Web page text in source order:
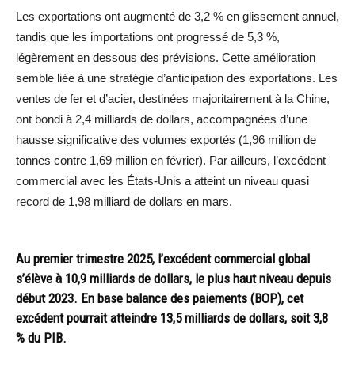
Les exportations ont augmenté de 3,2 % en glissement annuel,
tandis que les importations ont progressé de 5,3 %,
légèrement en dessous des prévisions. Cette amélioration
semble liée à une stratégie d’anticipation des exportations. Les
ventes de fer et d’acier, destinées majoritairement à la Chine,
ont bondi à 2,4 milliards de dollars, accompagnées d’une
hausse significative des volumes exportés (1,96 million de
tonnes contre 1,69 million en février). Par ailleurs, l’excédent
commercial avec les États-Unis a atteint un niveau quasi
record de 1,98 milliard de dollars en mars.
Au premier trimestre 2025, l’excédent commercial global
s’élève à 10,9 milliards de dollars, le plus haut niveau depuis
début 2023. En base balance des paiements (BOP), cet
excédent pourrait atteindre 13,5 milliards de dollars, soit 3,8
% du PIB.